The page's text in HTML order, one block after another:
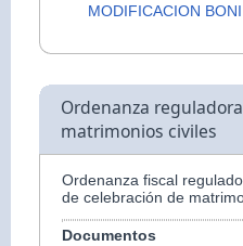
MODIFICACION
Ordenanza
matrimonios civiles
Ordenanza fiscal
de celebración de
Documentos